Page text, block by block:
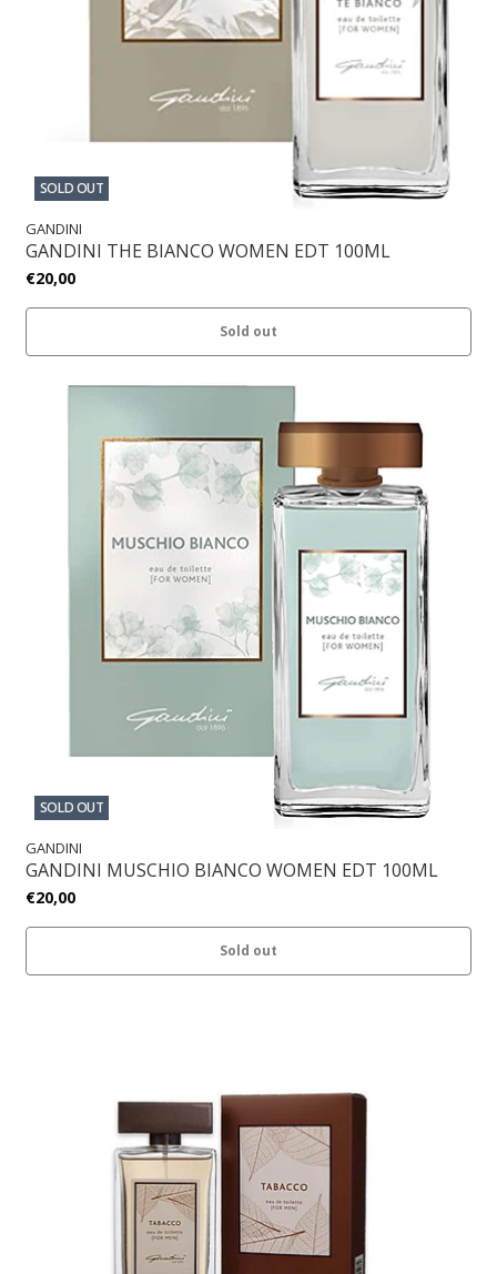
SOLD OUT
GANDINI
GANDINI THE BIANCO WOMEN EDT 100ML
€20,00
Sold out
SOLD OUT
GANDINI
GANDINI MUSCHIO BIANCO WOMEN EDT 100ML
€20,00
Sold out